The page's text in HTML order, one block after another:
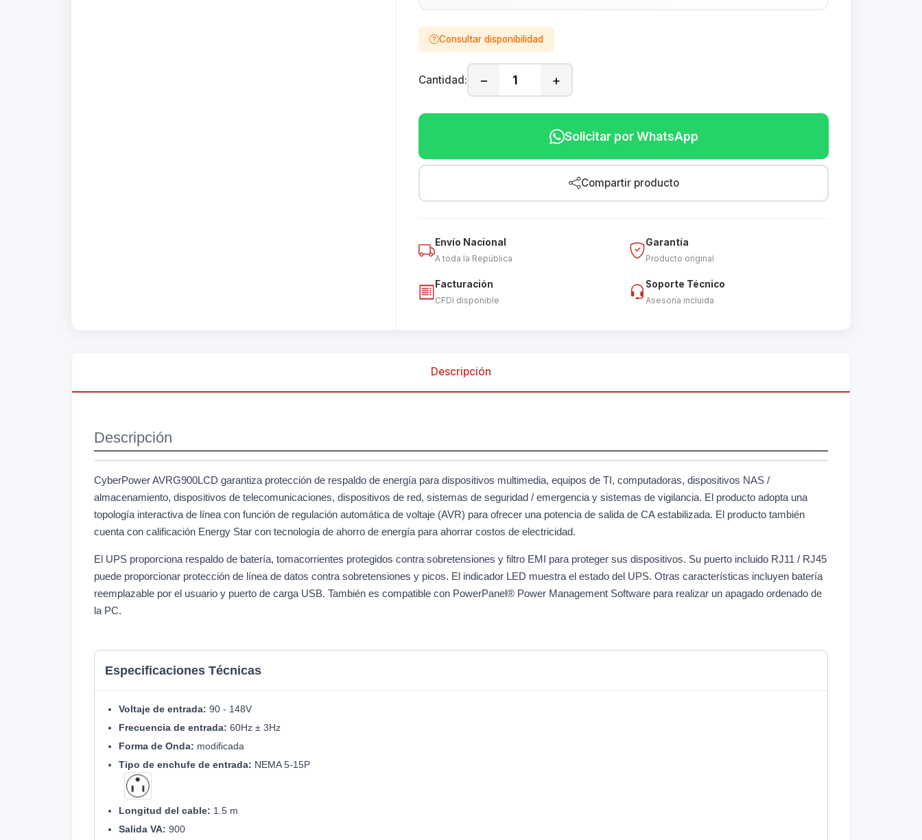
Consultar disponibilidad
Cantidad: − +
Solicitar por WhatsApp
Compartir producto
Envío Nacional
A toda la República
Garantía
Producto original
Facturación
CFDI disponible
Soporte Técnico
Asesoría incluida
Descripción
Descripción
CyberPower AVRG900LCD garantiza protección de respaldo de energía para dispositivos multimedia, equipos de TI, computadoras, dispositivos NAS /
almacenamiento, dispositivos de telecomunicaciones, dispositivos de red, sistemas de seguridad / emergencia y sistemas de vigilancia. El producto adopta una
topología interactiva de línea con función de regulación automática de voltaje (AVR) para ofrecer una potencia de salida de CA estabilizada. El producto también
cuenta con calificación Energy Star con tecnología de ahorro de energía para ahorrar costos de electricidad.
El UPS proporciona respaldo de batería, tomacorrientes protegidos contra sobretensiones y filtro EMI para proteger sus dispositivos. Su puerto incluido RJ11 / RJ45
puede proporcionar protección de línea de datos contra sobretensiones y picos. El indicador LED muestra el estado del UPS. Otras características incluyen batería
reemplazable por el usuario y puerto de carga USB. También es compatible con PowerPanel® Power Management Software para realizar un apagado ordenado de
la PC.
Especificaciones Técnicas
Voltaje de entrada: 90 - 148V
Frecuencia de entrada: 60Hz ± 3Hz
Forma de Onda: modificada
Tipo de enchufe de entrada: NEMA 5-15P
Longitud del cable: 1.5 m
Salida VA: 900